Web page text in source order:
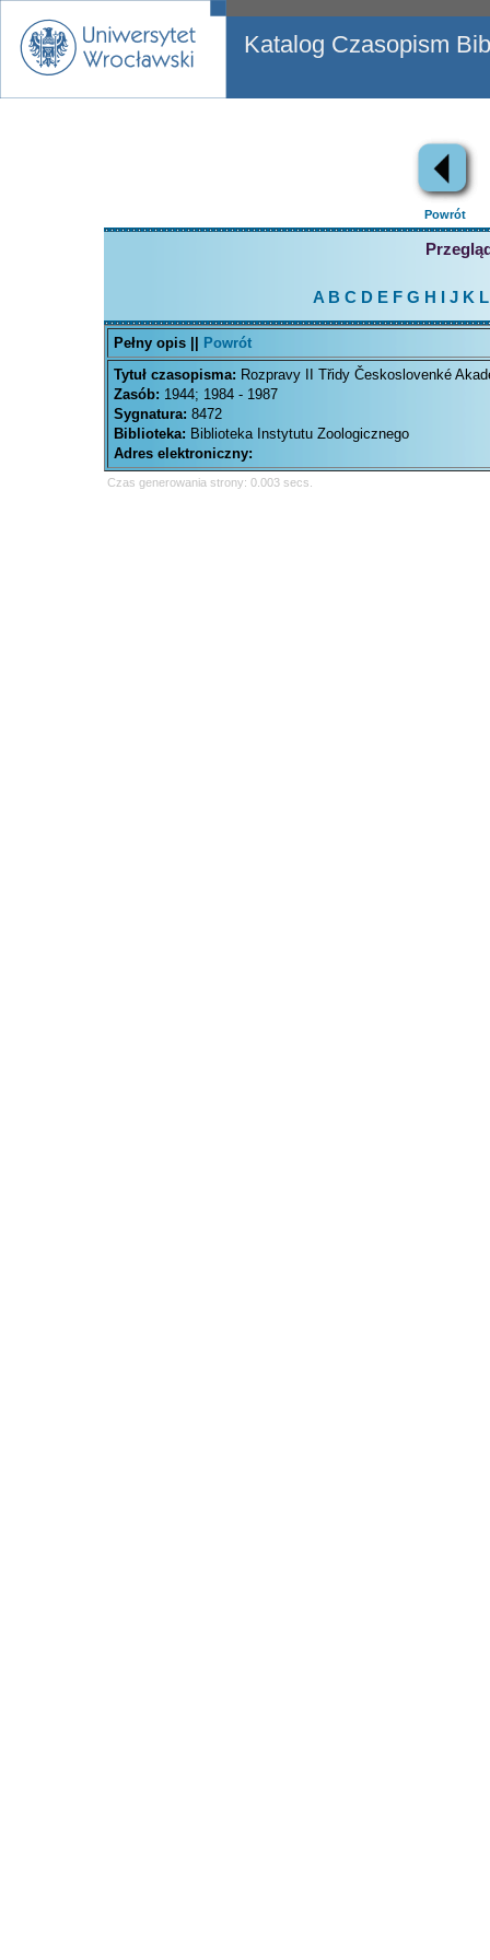
Katalog Czasopism
Powrót
A B C D EFG H J K L
Pełny opis ||
Powrót
Tytuł czasopisma: Rozpravy II Třidy Českoslovenké
Zasób: 1944; 1984 - 1987
Sygnatura: 8472
Biblioteka: Biblioteka Instytutu Zoologicznego
Adres elektroniczny:
Czas generowania strony: 0.003 secs.